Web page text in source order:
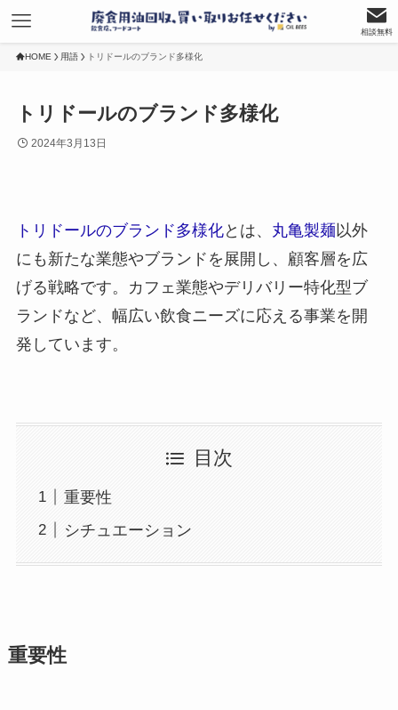
相談無料
HOME 用語 トリドールのブランド多様化
トリドールのブランド多様化
2024年3月13日
トリドールのブランド多様化とは、 丸亀製麺 以外
にも新たな業態やブランドを展開し、顧客層を広
げる戦略です。カフェ業態やデリバリー特化型ブ
ランドなど、幅広い飲食ニーズに応える事業を開
発しています。
目次
重要性
シチュエーション
重要性